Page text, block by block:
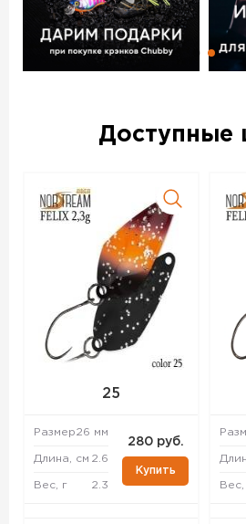
Доступные
25
Размер26 мм
Длина, см 2.6
Вес, г 2.3
280 руб.
Купить
Вес,